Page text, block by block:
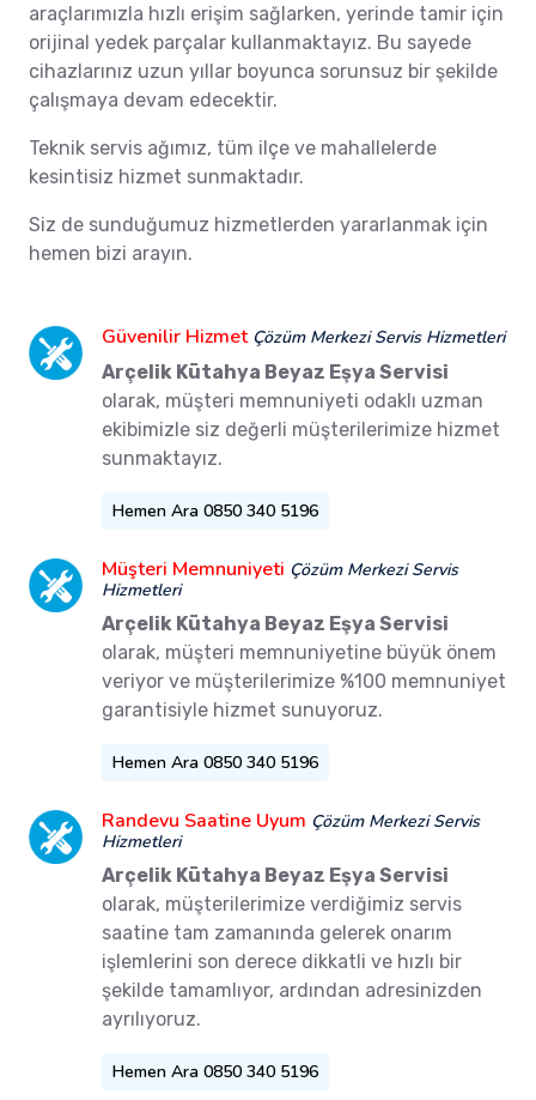
araçlarımızla hızlı erişim sağlarken, yerinde tamir için
orijinal yedek parçalar kullanmaktayız. Bu sayede
cihazlarınız uzun yıllar boyunca sorunsuz bir şekilde
çalışmaya devam edecektir.
Teknik servis ağımız, tüm ilçe ve mahallelerde
kesintisiz hizmet sunmaktadır.
Siz de sunduğumuz hizmetlerden yararlanmak için
hemen bizi arayın.
Güvenilir Hizmet Çözüm Merkezi Servis Hizmetleri
Arçelik Kütahya Beyaz Eşya Servisi
olarak, müşteri memnuniyeti odaklı uzman
ekibimizle siz değerli müşterilerimize hizmet
sunmaktayız.
Hemen Ara 0850 340 5196
Müşteri Memnuniyeti Çözüm Merkezi Servis
Hizmetleri
Arçelik Kütahya Beyaz Eşya Servisi
olarak, müşteri memnuniyetine büyük önem
veriyor ve müşterilerimize %100 memnuniyet
garantisiyle hizmet sunuyoruz.
Hemen Ara 0850 340 5196
Randevu Saatine Uyum Çözüm Merkezi Servis
Hizmetleri
Arçelik Kütahya Beyaz Eşya Servisi
olarak, müşterilerimize verdiğimiz servis
saatine tam zamanında gelerek onarım
işlemlerini son derece dikkatli ve hızlı bir
şekilde tamamlıyor, ardından adresinizden
ayrılıyoruz.
Hemen Ara 0850 340 5196